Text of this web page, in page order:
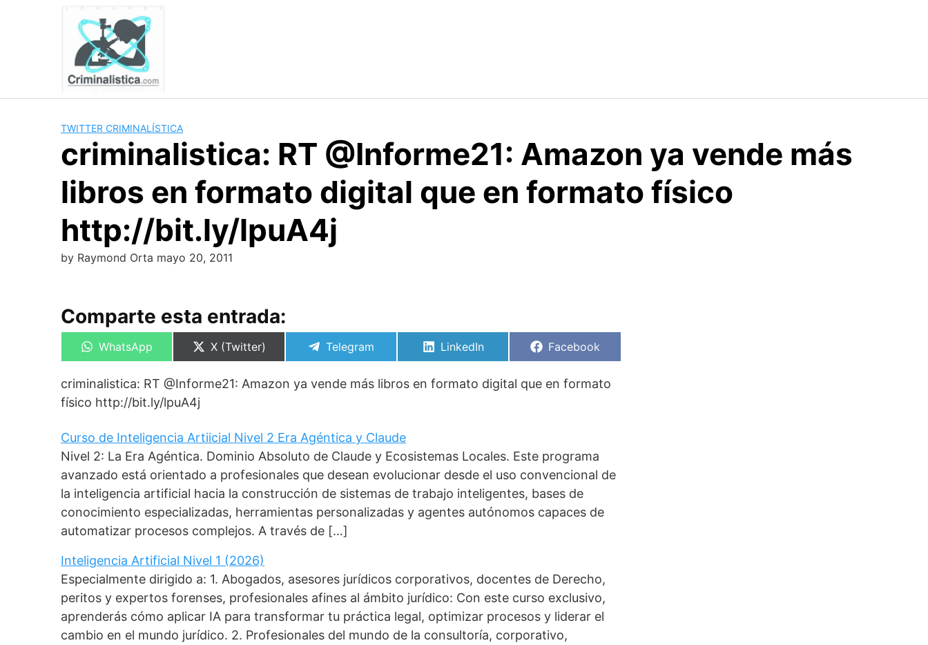
TWITTER CRIMINALÍSTICA
criminalistica: RT @Informe21: Amazon ya vende más
libros en formato digital que en formato físico
http://bit.ly/lpuA4j
by Raymond Orta mayo 20, 2011
Comparte esta entrada:
Compartir
WhatsApp
Compartir
X (Twitter)
Compartir
Telegram
Compartir
LinkedIn
Compartir
Facebook
criminalistica: RT @Informe21: Amazon ya vende más libros en formato digital que en formato
físico http://bit.ly/lpuA4j
Curso de Inteligencia Artiicial Nivel 2 Era Agéntica y Claude
Nivel 2: La Era Agéntica. Dominio Absoluto de Claude y Ecosistemas Locales. Este programa
avanzado está orientado a profesionales que desean evolucionar desde el uso convencional de
la inteligencia artificial hacia la construcción de sistemas de trabajo inteligentes, bases de
conocimiento especializadas, herramientas personalizadas y agentes autónomos capaces de
automatizar procesos complejos. A través de […]
Inteligencia Artificial Nivel 1 (2026)
Especialmente dirigido a: 1. Abogados, asesores jurídicos corporativos, docentes de Derecho,
peritos y expertos forenses, profesionales afines al ámbito jurídico: Con este curso exclusivo,
aprenderás cómo aplicar IA para transformar tu práctica legal, optimizar procesos y liderar el
cambio en el mundo jurídico. 2. Profesionales del mundo de la consultoría, corporativo,